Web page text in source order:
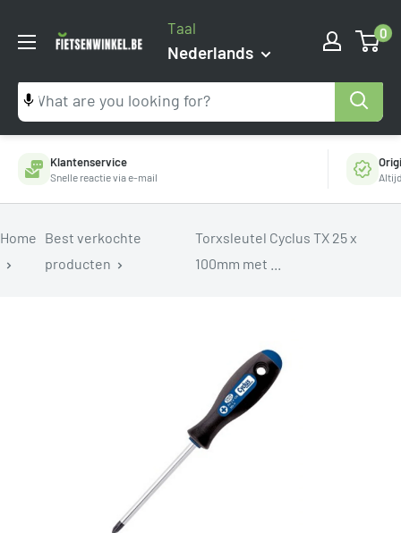
naar
Fietsenwinkel.be
Taal
Nederlands
0
Klantenservice
Snelle reactie via e-mail
Home Best verkochte
producten
Torxsleutel Cyclus TX 25 x
100mm met ...